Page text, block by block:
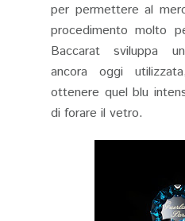
per permettere al
procedimento molto
Baccarat sviluppa
ancora oggi
ottenere quel blu
di forare il vetro.